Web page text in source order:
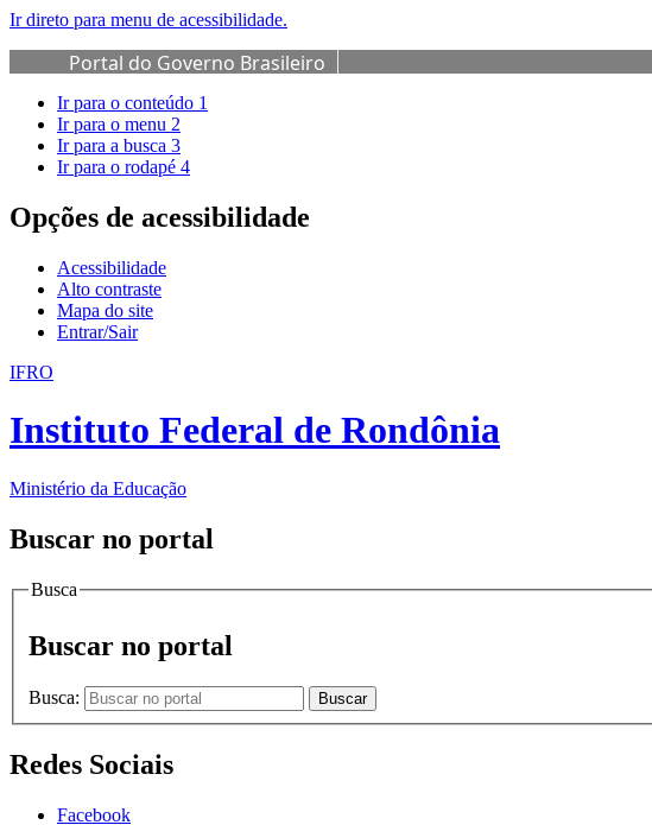
Ir direto para menu de acessibilidade.
Portal do Governo Brasileiro
Ir para o conteúdo 1
Ir para o menu 2
Ir para a busca 3
Ir para o rodapé 4
Opções de acessibilidade
Acessibilidade
Alto contraste
Mapa do site
Entrar/Sair
IFRO
Instituto Federal de Rondônia
Ministério da Educação
Buscar no portal
Busca
Buscar no portal
Busca: Buscar
Redes Sociais
Facebook